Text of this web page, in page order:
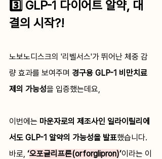
3️⃣ GLP-1 다이어트 알약, 대
결의 시작?!
노보노디스크의 '리벨서스'가 뛰어난 체중 감
량 효과를 보여주며 경구용 GLP-1 비만치료
제의 가능성을 입증했는데요,
이번에는 마운자로의 제조사인 일라이릴리에
서도 GLP-1 알약의 가능성을 발표했습니다.
바로, ‘오포글리프론(orforglipron)’이라는 이